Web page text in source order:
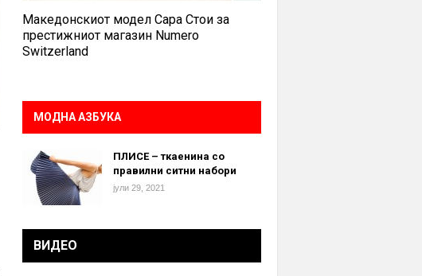
Македонскиот модел Сара Стои за
престижниот магазин Numero
Switzerland
МОДНА АЗБУКА
ПЛИСЕ – ткаенина со
правилни ситни набори
јули 29, 2021
ВИДЕО